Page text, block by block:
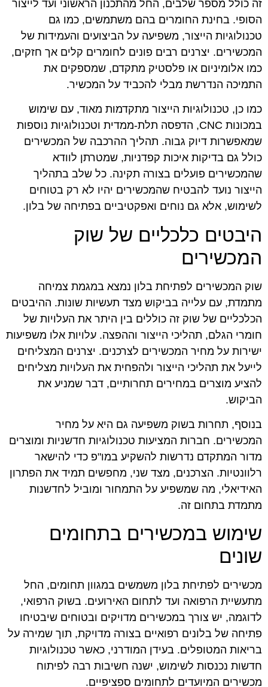
זה כולל מספר שלבים, החל מהתכנון הראשוני ועד לייצור
הסופי. בחינת החומרים בהם משתמשים, כמו גם
טכנולוגיות הייצור, משפיעה על הביצועים והעמידות של
המכשירים. יצרנים רבים פונים לחומרים קלים אך חזקים,
כמו אלומיניום או פלסטיק מתקדם, שמספקים את
התמיכה הנדרשת מבלי להכביד על המכשיר.
כמו כן, טכנולוגיות הייצור מתקדמות מאוד, עם שימוש
במכונות CNC, הדפסה תלת-ממדית וטכנולוגיות נוספות
שמאפשרות דיוק גבוה. תהליך ההרכבה של המכשירים
כולל גם בדיקות איכות קפדניות, שמטרתן לוודא
שהמכשירים פועלים בצורה תקינה. כל שלב בתהליך
הייצור נועד להבטיח שהמכשירים יהיו לא רק בטוחים
לשימוש, אלא גם נוחים ואפקטיביים בפתיחה של בלון.
היבטים כלכליים של שוק
המכשירים
שוק המכשירים לפתיחת בלון נמצא במגמת צמיחה
מתמדת, עם עלייה בביקוש מצד תעשיות שונות. ההיבטים
הכלכליים של שוק זה כוללים בין היתר את העלויות של
חומרי הגלם, תהליכי הייצור וההפצה. עלויות אלו משפיעות
ישירות על מחיר המכשירים לצרכנים. יצרנים המצליחים
לייעל את תהליכי הייצור ולהפחית את העלויות מצליחים
להציע מוצרים במחירים תחרותיים, דבר שמניע את
הביקוש.
בנוסף, תחרות בשוק משפיעה גם היא על מחיר
המכשירים. חברות המציעות טכנולוגיות חדשניות ומוצרים
מדור המתקדם נדרשות להשקיע במו"פ כדי להישאר
רלוונטיות. הצרכנים, מצד שני, מחפשים תמיד את הפתרון
האידיאלי, מה שמשפיע על התמחור ומוביל לחדשנות
מתמדת בתחום זה.
שימוש במכשירים בתחומים
שונים
מכשירים לפתיחת בלון משמשים במגוון תחומים, החל
מתעשיית הרפואה ועד לתחום האירועים. בשוק הרפואי,
לדוגמה, יש צורך במכשירים מדויקים ובטוחים שיבטיחו
פתיחה של בלונים רפואיים בצורה מדויקת, תוך שמירה על
בריאות המטופלים. בעידן המודרני, כאשר טכנולוגיות
חדשות נכנסות לשימוש, ישנה חשיבות רבה לפיתוח
מכשירים המיועדים לתחומים ספציפיים.